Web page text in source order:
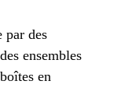
par des
ensembles
en